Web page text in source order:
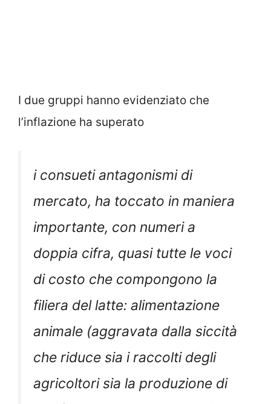
I due gruppi hanno evidenziato che
l’inflazione ha superato
i consueti antagonismi di
mercato, ha toccato in maniera
importante, con numeri a
doppia cifra, quasi tutte le voci
di costo che compongono la
filiera del latte: alimentazione
animale (aggravata dalla siccità
che riduce sia i raccolti degli
agricoltori sia la produzione di